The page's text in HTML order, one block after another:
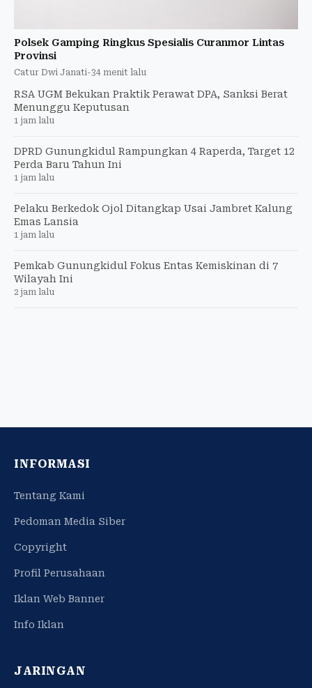
Polsek Gamping Ringkus Spesialis Curanmor Lintas
Provinsi
Catur Dwi Janati-34 menit lalu
RSA UGM Bekukan Praktik Perawat DPA, Sanksi Berat
Menunggu Keputusan
1 jam lalu
DPRD Gunungkidul Rampungkan 4 Raperda, Target 12
Perda Baru Tahun Ini
1 jam lalu
Pelaku Berkedok Ojol Ditangkap Usai Jambret Kalung
Emas Lansia
1 jam lalu
Pemkab Gunungkidul Fokus Entas Kemiskinan di 7
Wilayah Ini
2 jam lalu
INFORMASI
Tentang Kami
Pedoman Media Siber
Copyright
Profil Perusahaan
Iklan Web Banner
Info Iklan
JARINGAN